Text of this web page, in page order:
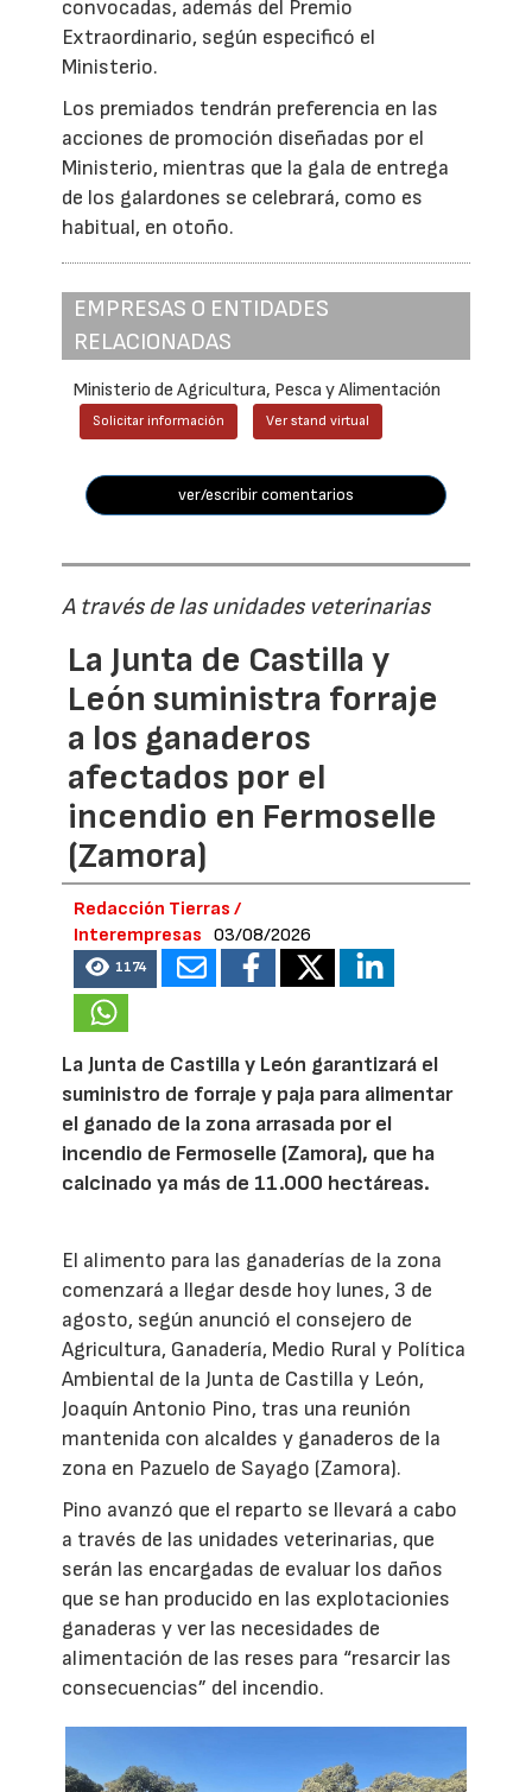
convocadas, además del Premio
Extraordinario, según especificó el
Ministerio.
Los premiados tendrán preferencia en las
acciones de promoción diseñadas por el
Ministerio, mientras que la gala de entrega
de los galardones se celebrará, como es
habitual, en otoño.
EMPRESAS O ENTIDADES
RELACIONADAS
Ministerio de Agricultura, Pesca y Alimentación
Solicitar información Ver stand virtual
ver/escribir comentarios
A través de las unidades veterinarias
La Junta de Castilla y
León suministra forraje
a los ganaderos
afectados por el
incendio en Fermoselle
(Zamora)
Redacción Tierras /
Interempresas
03/08/2026
1174
La Junta de Castilla y León garantizará el
suministro de forraje y paja para alimentar
el ganado de la zona arrasada por el
incendio de Fermoselle (Zamora), que ha
calcinado ya más de 11.000 hectáreas.
El alimento para las ganaderías de la zona
comenzará a llegar desde hoy lunes, 3 de
agosto, según anunció el consejero de
Agricultura, Ganadería, Medio Rural y Política
Ambiental de la Junta de Castilla y León,
Joaquín Antonio Pino, tras una reunión
mantenida con alcaldes y ganaderos de la
zona en Pazuelo de Sayago (Zamora).
Pino avanzó que el reparto se llevará a cabo
a través de las unidades veterinarias, que
serán las encargadas de evaluar los daños
que se han producido en las explotacionies
ganaderas y ver las necesidades de
alimentación de las reses para “resarcir las
consecuencias” del incendio.